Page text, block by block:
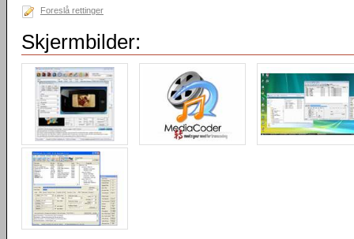
Foreslå rettinger
Skjermbilder: